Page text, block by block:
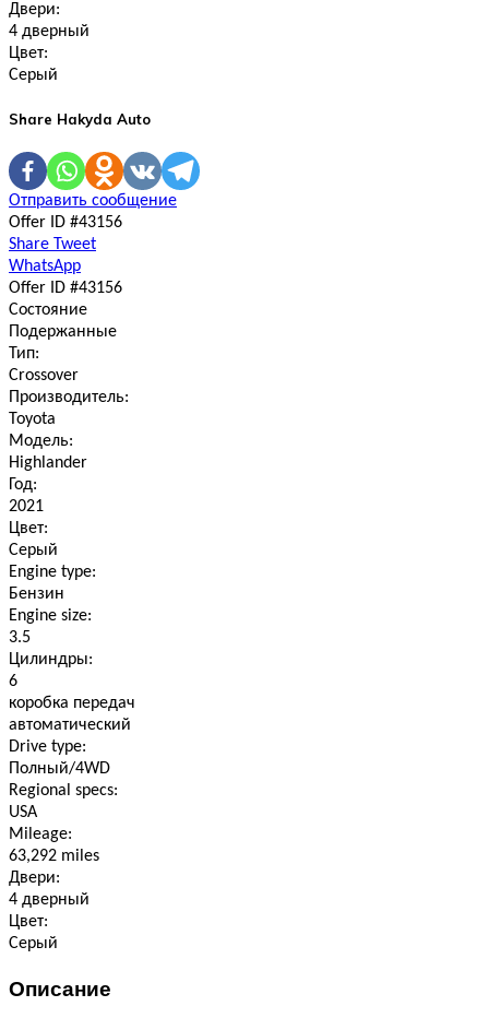
Двери:
4 дверный
Цвет:
Серый
Share Hakyda Auto
Отправить сообщение
Offer ID #43156
Share Tweet
WhatsApp
Offer ID #43156
Состояние
Подержанные
Тип:
Crossover
Производитель:
Toyota
Модель:
Highlander
Год:
2021
Цвет:
Серый
Engine type:
Бензин
Engine size:
3.5
Цилиндры:
6
коробка передач
автоматический
Drive type:
Полный/4WD
Regional specs:
USA
Mileage:
63,292 miles
Двери:
4 дверный
Цвет:
Серый
Описание